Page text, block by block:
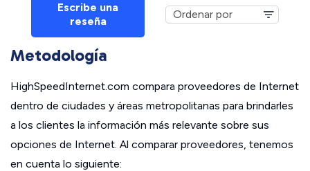
Escribe una
reseña
Metodología
HighSpeedInternet.com compara proveedores de Internet
dentro de ciudades y áreas metropolitanas para brindarles
a los clientes la información más relevante sobre sus
opciones de Internet. Al comparar proveedores, tenemos
en cuenta lo siguiente: